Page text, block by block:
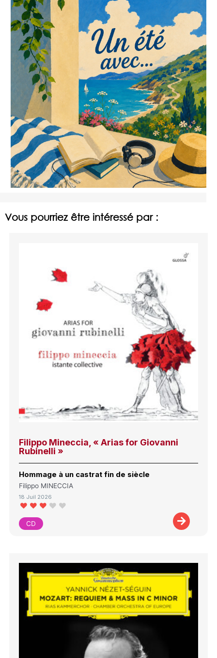
Vous pourriez être intéressé par :
Filippo Mineccia, « Arias for Giovanni
Rubinelli »
Hommage à un castrat fin de siècle
Filippo MINECCIA
18 Juil 2026
CD